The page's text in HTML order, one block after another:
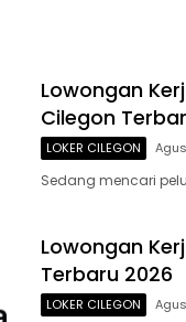
Lowongan
Cilegon
LOKER CILEGON
Sedang mencari
Lowongan
Terbaru 2026
LOKER CILEGON